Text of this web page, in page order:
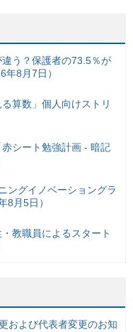
う？保護者の73.5％が
8月7日）
算数」個人向けストリ
シート勉強計画 - 暗記
ングイノベーショングラ
8月5日）
教職員によるスタート
および代表者変更のお知